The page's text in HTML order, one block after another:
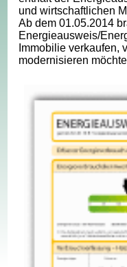
und wirtschaftlichen
Ab dem 01.05.2014
Energieausweis/
Immobilie verkaufen,
modernisieren